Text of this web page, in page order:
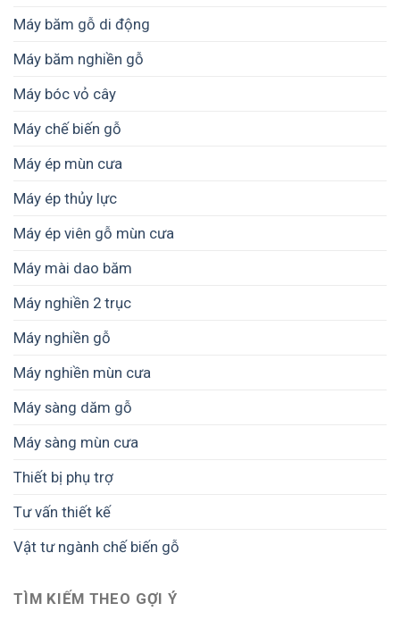
Máy băm gỗ di động
Máy băm nghiền gỗ
Máy bóc vỏ cây
Máy chế biến gỗ
Máy ép mùn cưa
Máy ép thủy lực
Máy ép viên gỗ mùn cưa
Máy mài dao băm
Máy nghiền 2 trục
Máy nghiền gỗ
Máy nghiền mùn cưa
Máy sàng dăm gỗ
Máy sàng mùn cưa
Thiết bị phụ trợ
Tư vấn thiết kế
Vật tư ngành chế biến gỗ
TÌM KIẾM THEO GỢI Ý